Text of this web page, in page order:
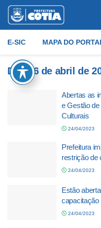
E-SIC MAPA DO
Dia:26 de abril de
Abertas as
e Gestão
Culturais
24/04/2023
Prefeitura
restrição de
24/04/2023
Estão
capacitação
24/04/2023